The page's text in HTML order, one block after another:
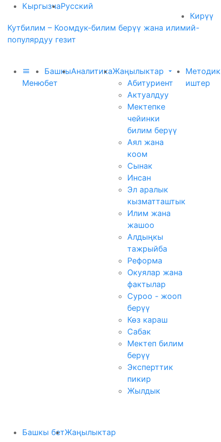
КыргызчаРусский
Кирүү
Кутбилим – Коомдук-билим берүү жана илимий-
популярдуу гезит
Меню
Башкы
бет
АналитикаЖаңылыктар
Абитуриент
Актуалдуу
Мектепке
чейинки
билим берүү
Аял жана
коом
Сынак
Инсан
Эл аралык
кызматташтык
Илим жана
жашоо
Алдыңкы
тажрыйба
Реформа
Окуялар жана
фактылар
Суроо - жооп
берүү
Көз караш
Сабак
Мектеп билим
берүү
Эксперттик
пикир
Жылдык
иштер
Башкы бетЖаңылыктар